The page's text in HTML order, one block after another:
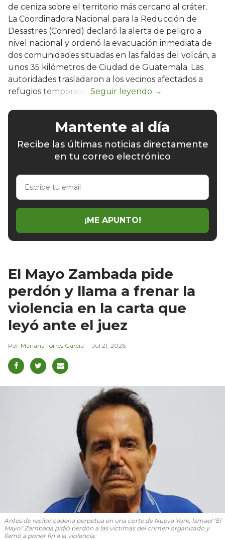
de ceniza sobre el territorio más cercano al cráter.
La Coordinadora Nacional para la Reducción de
Desastres (Conred) declaró la alerta de peligro a
nivel nacional y ordenó la evacuación inmediata de
dos comunidades situadas en las faldas del volcán, a
unos 35 kilómetros de Ciudad de Guatemala. Las
autoridades trasladaron a los vecinos afectados a
refugios temporales.
Mantente al día
Recibe las últimas noticias directamente
en tu correo electrónico
Escribe
email
¡ME APUNTO!
El Mayo Zambada pide
perdón y llama a frenar la
violencia en la carta que
leyó ante el juez
Mariana Torres García Jul 21, 2026
Antes de recibir cadena perpetua en una corte de Nueva York, Ismael "El
Mayo" Zambada pidió perdón a las víctimas del crimen organizado y
llamó a poner fin a la violencia.